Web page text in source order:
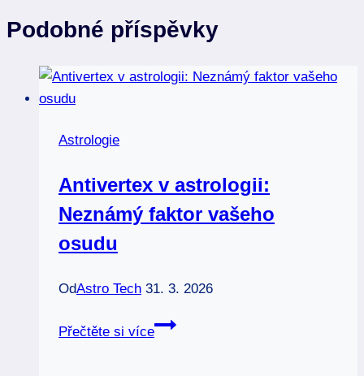
Podobné příspěvky
Astrologie
Antivertex v astrologii:
Neznámý faktor vašeho
osudu
OdAstro Tech 31. 3. 2026
Přečtěte si více
Antivertex